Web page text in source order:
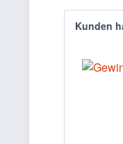
Kunden